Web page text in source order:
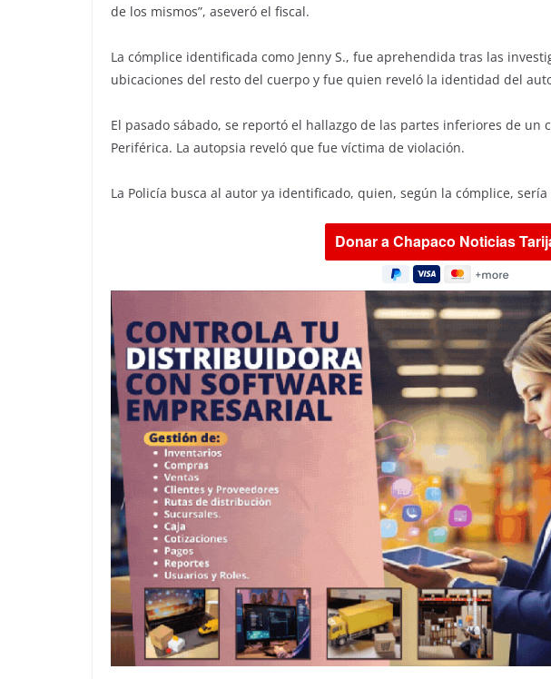
de los mismos”, aseveró el fiscal.
La cómplice identificada como Jenny S., fue aprehendida tras las
ubicaciones del resto del cuerpo y fue quien reveló la identidad del
El pasado sábado, se reportó el hallazgo de las partes inferiores de un
Periférica. La autopsia reveló que fue víctima de violación.
La Policía busca al autor ya identificado, quien, según la cómplice,